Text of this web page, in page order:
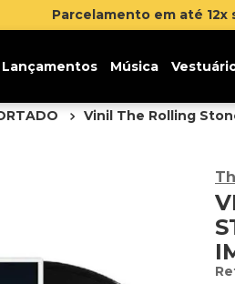
em até 12x sem juros.
Lançamentos Música
Vinil The Rolling